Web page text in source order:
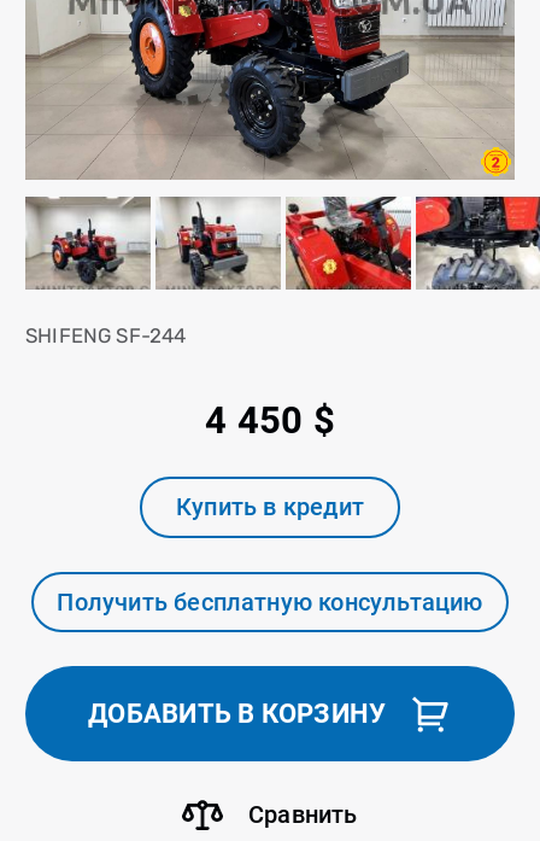
SHIFENG SF-244
4 450 $
Купить в кредит
Получить бесплатную консультацию
ДОБАВИТЬ В КОРЗИНУ
Сравнить